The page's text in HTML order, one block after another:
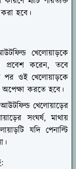
হবে।
খেলোয়াড়কে
প্রবেশ করেন, তবে
পর ওই খেলোয়াড়কে
অপেক্ষা করতে হবে।
খেলোয়াড়ের
সংঘর্ষ, মাথায়
যদি পেনাল্টি
: